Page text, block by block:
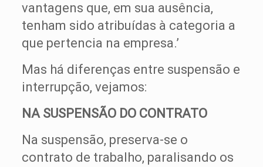
vantagens que, em sua ausência,
tenham sido atribuídas à categoria a
que pertencia na empresa.’
Mas há diferenças entre suspensão e
interrupção, vejamos:
NA SUSPENSÃO DO CONTRATO
Na suspensão, preserva-se o
contrato de trabalho, paralisando os